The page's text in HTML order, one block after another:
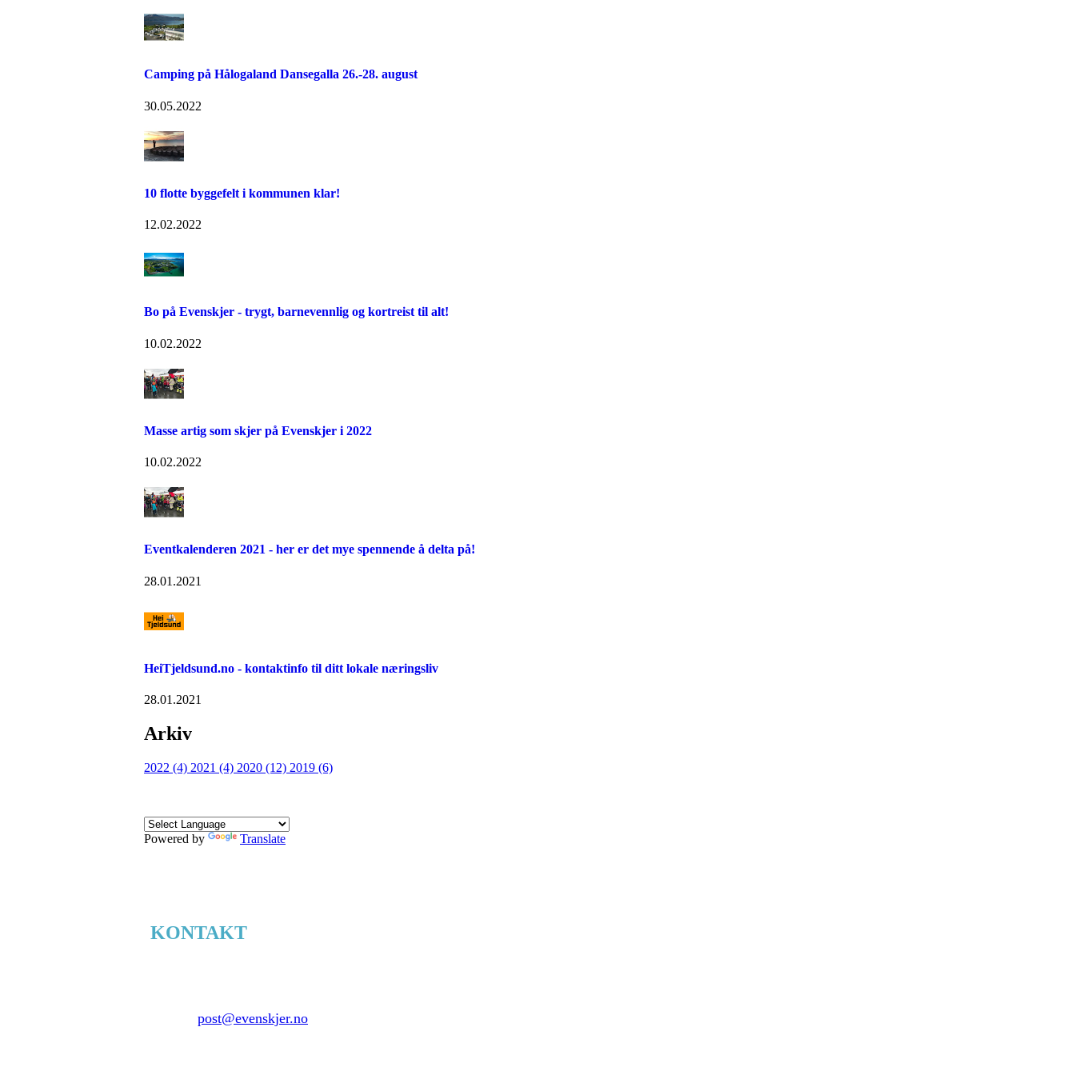
Camping på Hålogaland Dansegalla 26.-28. august
30.05.2022
10 flotte byggefelt i kommunen klar!
12.02.2022
Bo på Evenskjer - trygt, barnevennlig og kortreist til alt!
10.02.2022
Masse artig som skjer på Evenskjer i 2022
10.02.2022
Eventkalenderen 2021 - her er det mye spennende å delta på!
28.01.2021
HeiTjeldsund.no - kontaktinfo til ditt lokale næringsliv
28.01.2021
Arkiv
2022 (4) 2021 (4) 2020 (12) 2019 (6)
Powered by Translate
KONTAKT
post@evenskjer.no